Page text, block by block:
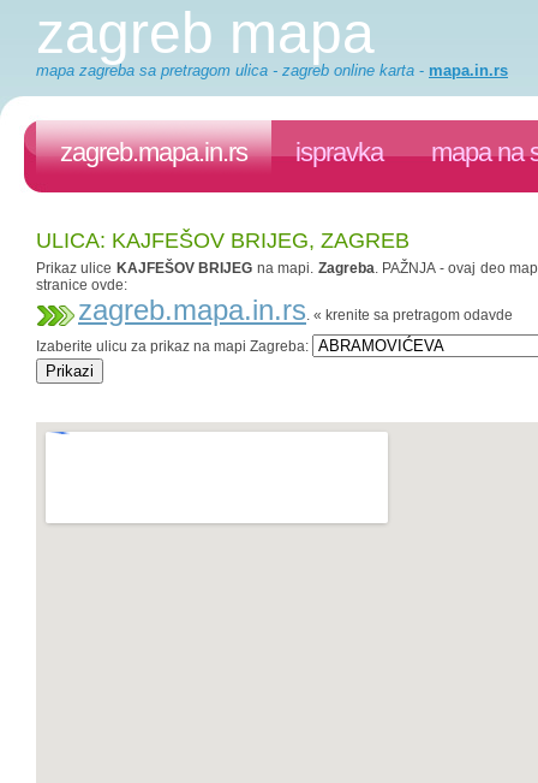
zagreb mapa
mapa zagreba sa pretragom ulica - zagreb online karta - mapa.in.rs
zagreb.mapa.in.rs ispravka mapa na
ULICA: KAJFEŠOV BRIJEG, ZAGREB
Prikaz ulice KAJFEŠOV BRIJEG na mapi. Zagreba. PAŽNJA - ovaj deo
stranice ovde:
zagreb.mapa.in.rs. « krenite sa pretragom odavde
Izaberite ulicu za prikaz na mapi Zagreba: